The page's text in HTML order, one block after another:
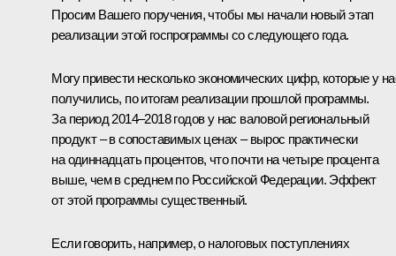
Просим Вашего поручения, чтобы мы начали новый этап
реализации этой госпрограммы со следующего года.
Могу привести несколько экономических цифр, которые у
получились, по итогам реализации прошлой программы.
За период 2014–2018 годов у нас валовой региональный
продукт – в сопоставимых ценах – вырос практически
на одиннадцать процентов, что почти на четыре процента
выше, чем в среднем по Российской Федерации. Эффект
от этой программы существенный.
Если говорить, например, о налоговых поступлениях